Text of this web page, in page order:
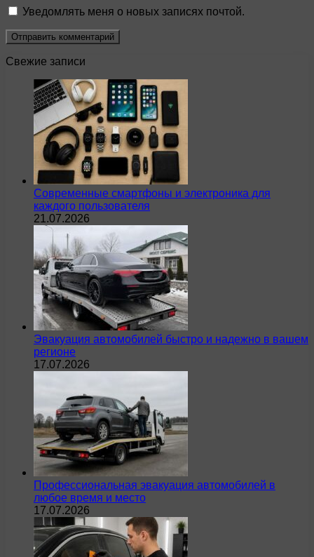
Уведомлять меня о новых записях почтой.
Свежие записи
Современные смартфоны и электроника для
каждого пользователя
21.07.2026
Эвакуация автомобилей быстро и надежно в вашем
регионе
17.07.2026
Профессиональная эвакуация автомобилей в
любое время и место
17.07.2026